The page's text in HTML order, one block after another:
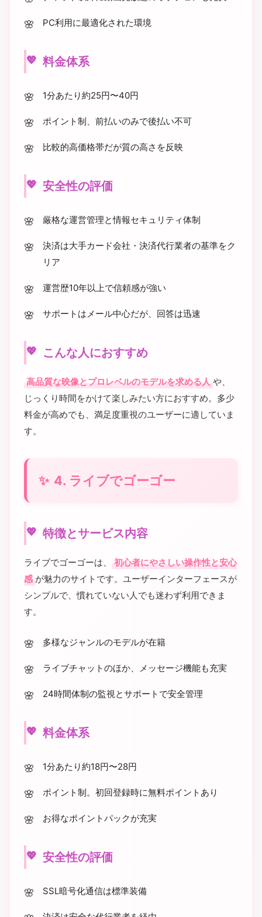
PC利用に最適化された環境
料金体系
1分あたり約25円〜40円
ポイント制、前払いのみで後払い不可
比較的高価格帯だが質の高さを反映
安全性の評価
厳格な運営管理と情報セキュリティ体制
決済は大手カード会社・決済代行業者の基準をク
リア
運営歴10年以上で信頼感が強い
サポートはメール中心だが、回答は迅速
こんな人におすすめ
高品質な映像とプロレベルのモデルを求める人 や、
じっくり時間をかけて楽しみたい方におすすめ。多少
料金が高めでも、満足度重視のユーザーに適していま
す。
4. ライブでゴーゴー
特徴とサービス内容
ライブでゴーゴーは、
初心者にやさしい操作性と安心
感 が魅力のサイトです。ユーザーインターフェースが
シンプルで、慣れていない人でも迷わず利用できま
す。
多様なジャンルのモデルが在籍
ライブチャットのほか、メッセージ機能も充実
24時間体制の監視とサポートで安全管理
料金体系
1分あたり約18円〜28円
ポイント制。初回登録時に無料ポイントあり
お得なポイントパックが充実
安全性の評価
SSL暗号化通信は標準装備